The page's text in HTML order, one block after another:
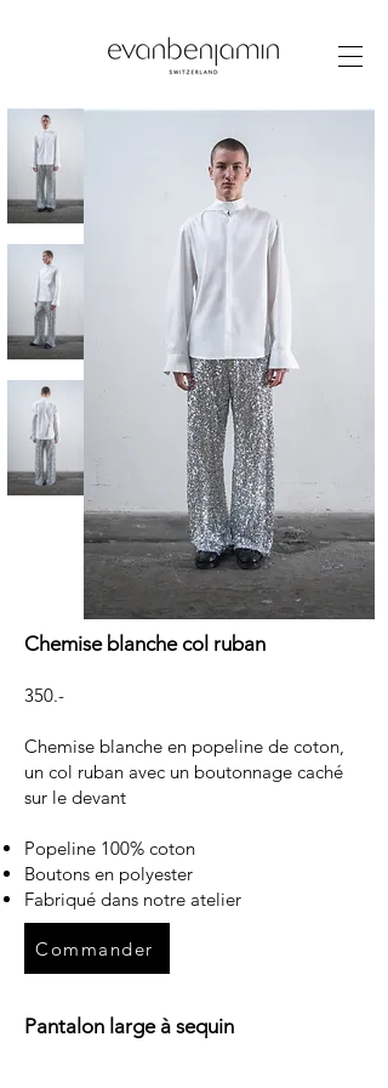
Chemise blanche col ruban
350.-
Chemise blanche en popeline de coton,
un col ruban avec un boutonnage caché
sur le devant
Popeline 100% coton
Boutons en polyester
Fabriqué dans notre atelier
Pantalon large à sequin
Commander